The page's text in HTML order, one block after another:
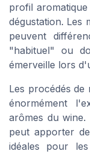
profil
dégustation. Les
peuvent
"habituel" ou
émerveille lors
Les procédés
énormément
arômes du
peut apporter
idéales pour